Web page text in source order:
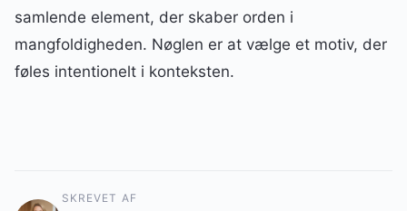
samlende element, der skaber orden i
mangfoldigheden. Nøglen er at vælge et motiv, der
føles intentionelt i konteksten.
SKREVET AF